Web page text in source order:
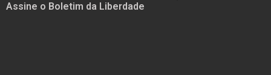
Assine o Boletim da Liberdade